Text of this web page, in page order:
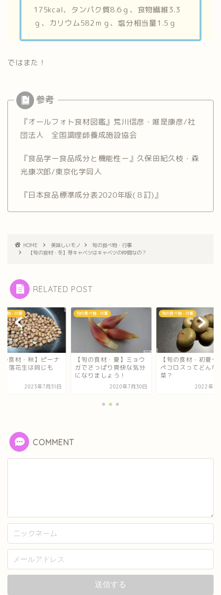
175kcal、タンパク質8.6ｇ、食物繊維3.3
ｇ、カリウム582ｍｇ、塩分相当量1.5ｇ
ではまた！
『オールフォト食材図鑑』荒川信彦・唯是康彦/社
団法人 全国調理師養成施設協会
『食品学ー食品成分と機能性ー』久保田紀久枝・森
光康次郎/東京化学同人
『日本食品標準成分表2020年版(８訂)』
HOME 美味しいモノ
旬の食べ物・行事
【旬の食材・冬】芽キャベツはキャベツの仲間なの？
RELATED POST
べ物・行事
の食材・秋】ピーナ
と落花生は同じも
2023年7月31日
旬の食べ物・行事
【旬の食材・夏】ミョウ
ガでさっぱり爽快な気分
になりましょう！
2020年7月30日
旬の食べ物・行事
【旬の食材・初夏～
ペコロスってどんな
菜？
2022年5
COMMENT